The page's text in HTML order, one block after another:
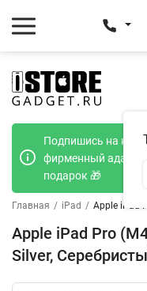
Подпишись на наш
фирменный адаптер
подарок 🎁
Главная / iPad / Apple iPad
Apple iPad Pro
Silver,